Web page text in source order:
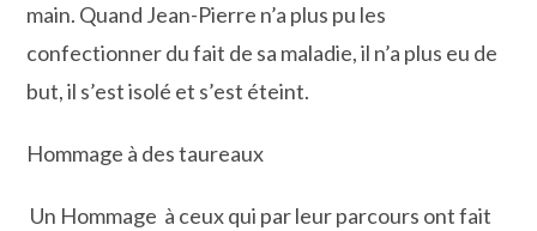
main. Quand Jean-Pierre n’a plus pu les
confectionner du fait de sa maladie, il n’a plus eu de
but, il s’est isolé et s’est éteint.
Hommage à des taureaux
Un Hommage à ceux qui par leur parcours ont fait